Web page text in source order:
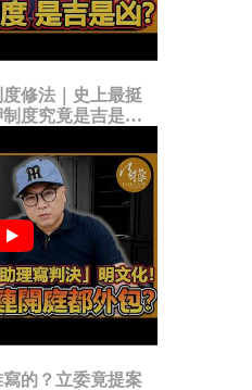
修法｜史上最挺
度究竟是吉是
的？立委竟提案